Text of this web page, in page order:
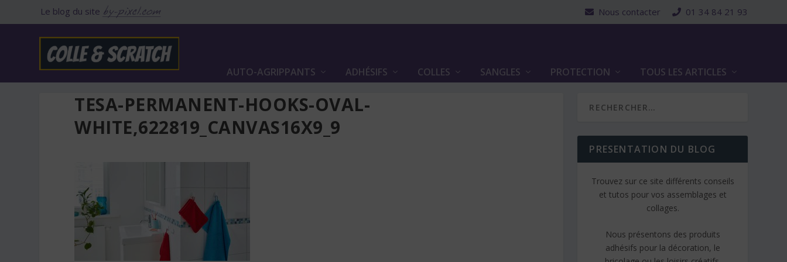
Le blog du site Nous contacter 01 34 84 21 93
AUTO-AGRIPPANTS ADHÉSIFS COLLES SANGLES PROTECTION TOUS LES ARTICLES
TESA-PERMANENT-HOOKS-OVAL-
WHITE,622819_CANVAS16X9_9
PRESENTATION DU BLOG
Trouvez sur ce site différents conseils
et tutos pour vos assemblages et
collages.
Nous présentons des produits
adhésifs pour la décoration, le